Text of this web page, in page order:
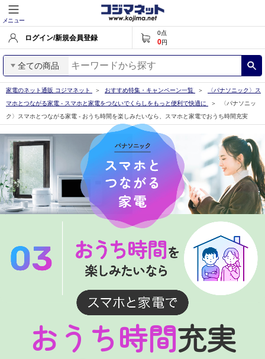
メニュー
ログイン/新規会員登録
0点
0円
全ての商品
家電のネット通販 コジマネット おすすめ特集・キャンペーン一覧
〈パナソニック〉ス
マホとつながる家電 - スマホと家電をつないでくらしをもっと便利で快適に
〈パナソニッ
ク〉スマホとつながる家電 - おうち時間を楽しみたいなら、スマホと家電でおうち時間充実
おうち時間充実